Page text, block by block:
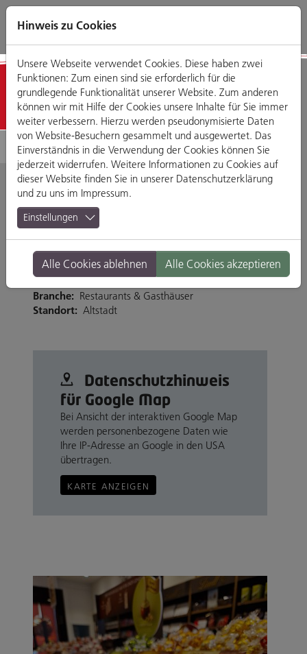
Direkt
zum
Zum
Hauptmenü
Zum
Footermenü
Zur
Website-
Detailansicht
ALEX
Neupfarrplatz 6a, 93047 Regensburg
Tel. 0941-584060
www.dein-alex.de/regensburg
Branche: Restaurants & Gasthäuser
Standort: Altstadt
Datenschutz­hinweis
für Google Map
Bei Ansicht der interaktiven Google Map
werden personenbezogene Daten wie
Ihre IP-Adresse an Google in den USA
übertragen.
KARTE ANZEIGEN
Hinweis zu Cookies
Unsere Webseite verwendet Cookies. Diese haben zwei
Funktionen: Zum einen sind sie erforderlich für die
grundlegende Funktionalität unserer Website. Zum anderen
können wir mit Hilfe der Cookies unsere Inhalte für Sie immer
weiter verbessern. Hierzu werden pseudonymisierte Daten
von Website-Besuchern gesammelt und ausgewertet. Das
Einverständnis in die Verwendung der Cookies können Sie
jederzeit widerrufen. Weitere Informationen zu Cookies auf
dieser Website finden Sie in unserer Datenschutzerklärung
und zu uns im Impressum.
Einstellungen
Alle Cookies ablehnen Alle Cookies akzeptieren